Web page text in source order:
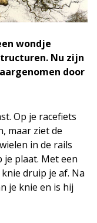
wondje
Nu zijn
door
Op je racefiets
maar ziet de
in de rails
plaat. Met een
druip je af. Na
je knie en is hij